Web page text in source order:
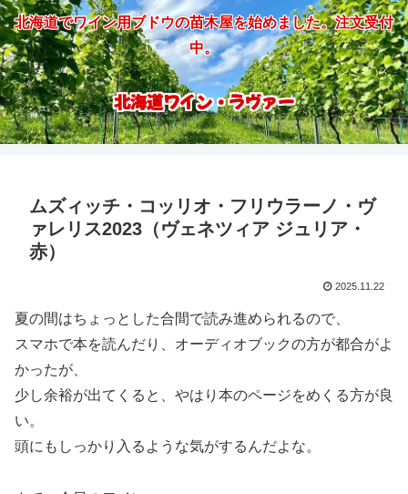
北海道でワイン用ブドウの苗木屋を始めました。注文受付
中。
北海道ワイン・ラヴァー
ムズィッチ・コッリオ・フリウラーノ・ヴ
ァレリス2023（ヴェネツィア ジュリア・
赤）
2025.11.22
夏の間はちょっとした合間で読み進められるので、
スマホで本を読んだり、オーディオブックの方が都合がよ
かったが、
少し余裕が出てくると、やはり本のページをめくる方が良
い。
頭にもしっかり入るような気がするんだよな。